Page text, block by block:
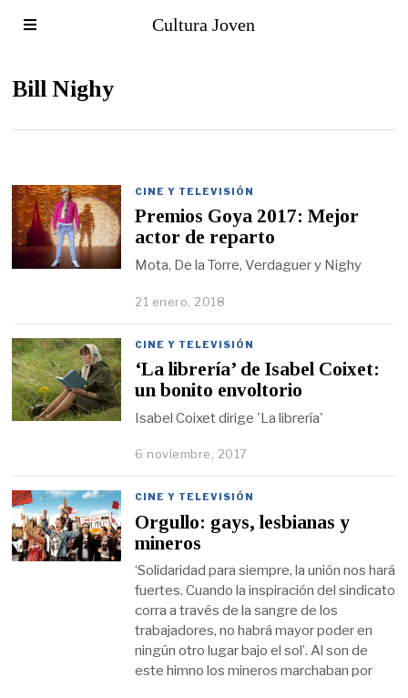
Cultura Joven
Bill Nighy
CINE Y TELEVISIÓN
Premios Goya 2017: Mejor
actor de reparto
Mota, De la Torre, Verdaguer y Nighy
21 enero, 2018
CINE Y TELEVISIÓN
‘La librería’ de Isabel Coixet:
un bonito envoltorio
Isabel Coixet dirige 'La librería'
6 noviembre, 2017
CINE Y TELEVISIÓN
Orgullo: gays, lesbianas y
mineros
‘Solidaridad para siempre, la unión nos hará
fuertes. Cuando la inspiración del sindicato
corra a través de la sangre de los
trabajadores, no habrá mayor poder en
ningún otro lugar bajo el sol’. Al son de
este himno los mineros marchaban por